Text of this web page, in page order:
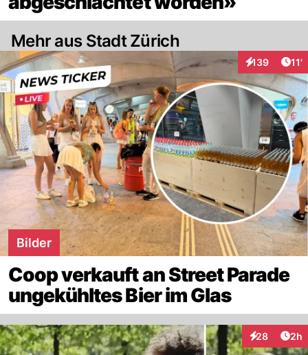
Mehr aus Stadt Zürich
139
Interaktionen
11'
Bilder
Coop verkauft an Street Parade
ungekühltes Bier im Glas
28
Interaktionen
2h